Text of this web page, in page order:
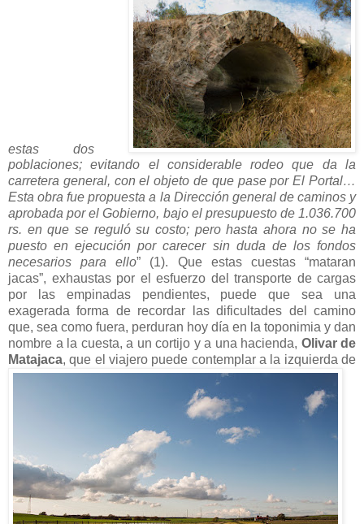
estas dos
poblaciones; evitando el considerable rodeo que da la
carretera general, con el objeto de que pase por El Portal…
Esta obra fue propuesta a la Dirección general de caminos y
aprobada por el Gobierno, bajo el presupuesto de 1.036.700
rs. en que se reguló su costo; pero hasta ahora no se ha
puesto en ejecución por carecer sin duda de los fondos
necesarios para ello” (1). Que estas cuestas “mataran
jacas”, exhaustas por el esfuerzo del transporte de cargas
por las empinadas pendientes, puede que sea una
exagerada forma de recordar las dificultades del camino
que, sea como fuera, perduran hoy día en la toponimia y dan
nombre a la cuesta, a un cortijo y a una hacienda, Olivar de
Matajaca, que el viajero puede contemplar a la izquierda de